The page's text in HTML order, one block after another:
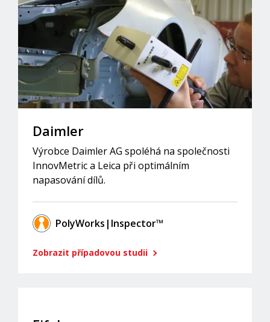
Daimler
Výrobce Daimler AG spoléhá na společnosti
InnovMetric a Leica při optimálním
napasování dílů.
PolyWorks|Inspector™
Zobrazit případovou studii